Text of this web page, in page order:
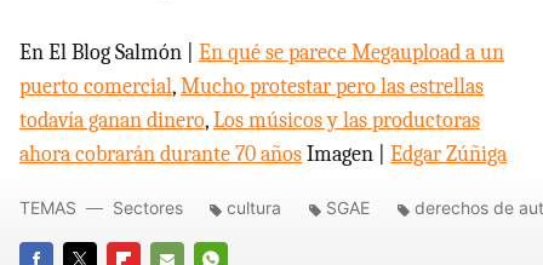
En El Blog Salmón | En qué se parece Megaupload a un
puerto comercial,Mucho protestar pero las estrellas
todavía ganan dinero,Los músicos y las productoras
ahora cobrarán durante 70 añosImagen | Edgar Zúñiga
TEMAS Sectores cultura SGAE derechos de